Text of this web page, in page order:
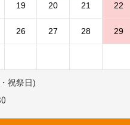
19 20 21 22
26 27 28 29
祝祭日)